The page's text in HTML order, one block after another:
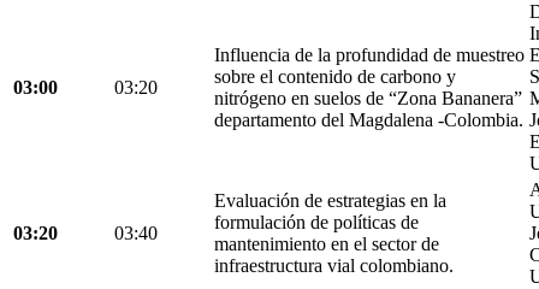
03:00 03:20
Influencia de la profundidad de muestreo
sobre el contenido de carbono y
nitrógeno en suelos de “Zona Bananera”
departamento del Magdalena -Colombia.
03:20 03:40
Evaluación de estrategias en la
formulación de políticas de
mantenimiento en el sector de
infraestructura vial colombiano.